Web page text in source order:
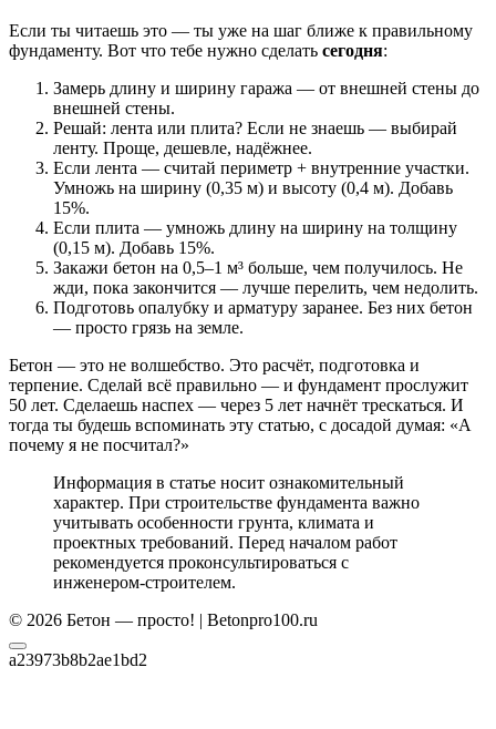
Если ты читаешь это — ты уже на шаг ближе к правильному
фундаменту. Вот что тебе нужно сделать сегодня:
Замерь длину и ширину гаража — от внешней стены до
внешней стены.
Решай: лента или плита? Если не знаешь — выбирай
ленту. Проще, дешевле, надёжнее.
Если лента — считай периметр + внутренние участки.
Умножь на ширину (0,35 м) и высоту (0,4 м). Добавь
15%.
Если плита — умножь длину на ширину на толщину
(0,15 м). Добавь 15%.
Закажи бетон на 0,5–1 м³ больше, чем получилось. Не
жди, пока закончится — лучше перелить, чем недолить.
Подготовь опалубку и арматуру заранее. Без них бетон
— просто грязь на земле.
Бетон — это не волшебство. Это расчёт, подготовка и
терпение. Сделай всё правильно — и фундамент прослужит
50 лет. Сделаешь наспех — через 5 лет начнёт трескаться. И
тогда ты будешь вспоминать эту статью, с досадой думая: «А
почему я не посчитал?»
Информация в статье носит ознакомительный
характер. При строительстве фундамента важно
учитывать особенности грунта, климата и
проектных требований. Перед началом работ
рекомендуется проконсультироваться с
инженером-строителем.
© 2026 Бетон — просто! | Betonpro100.ru
a23973b8b2ae1bd2